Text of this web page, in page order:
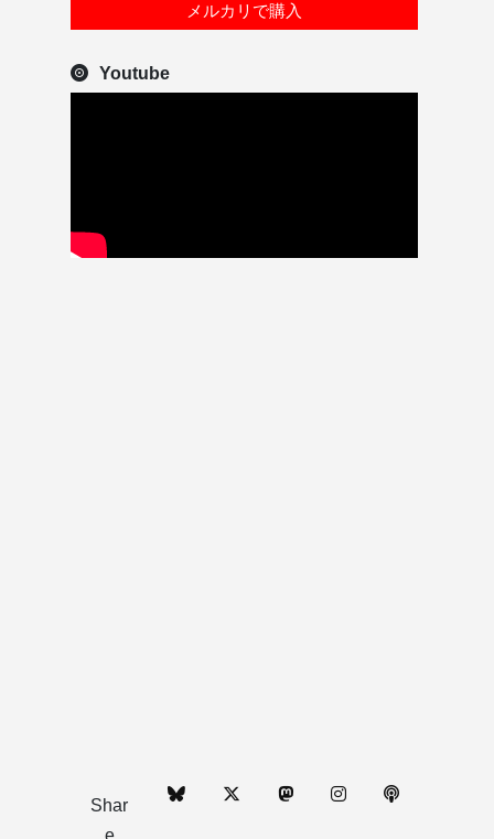
メルカリで購入
Youtube
Shar